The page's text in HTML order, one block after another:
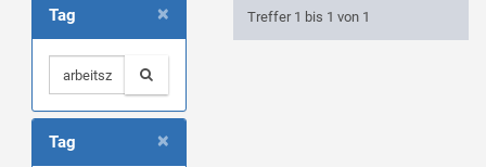
×
Tag
×
Tag
Treffer 1 bis 1 von 1